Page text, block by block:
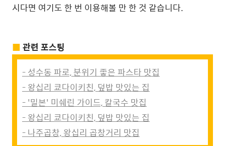
시다면 여기도 한 번 이용해볼 만 한 것 같습니다.
■관련 포스팅
- 성수동 파로, 분위기 좋은 파스타 맛집
- 왕십리 쿄다이키친, 덮밥 맛있는 집
- '밀본' 미쉐린 가이드, 칼국수 맛집
- 왕십리 쿄다이키친, 덮밥 맛있는 집
- 나주곱창, 왕십리 곱창거리 맛집